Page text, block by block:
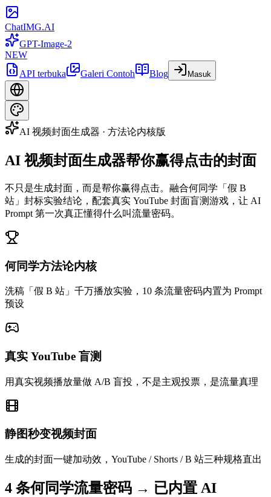
ChatIMG.AI
GPT-Image-2
NEW
API terbuka
Galeri Contoh Blog Masuk
AI 视频封面生成器 · 方法论内核版
AI 视频封面生成器帮你赢得点击的封面
不只是生成封面，而是帮你赢得点击。融合何同学「假 B
站」封标实验结论，配套真实 YouTube 封面盲测游戏，让 AI
Prompt 第一次真正懂得什么叫流量密码。
何同学方法论内核
洗稿「假 B 站」千万播放实验，10 条流量密码内置为 Prompt
预设
真实 YouTube 盲测
用真实视频播放量做 A/B 盲投，不是主观投票，是流量真理
静图秒变视频封面
生成的封面一键加动效，YouTube / Shorts / B 站三种规格直出
4 条何同学流量密码 → 已内置 AI